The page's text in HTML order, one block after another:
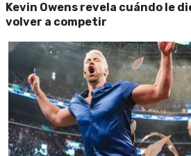
Kevin Owens revela cuándo le
volver a competir